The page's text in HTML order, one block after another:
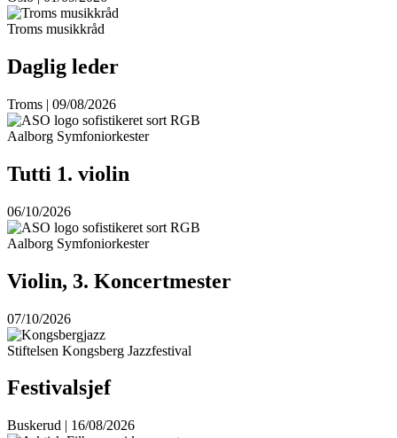
Troms musikkråd
Daglig leder
Troms | 09/08/2026
Aalborg Symfoniorkester
Tutti 1. violin
06/10/2026
Aalborg Symfoniorkester
Violin, 3. Koncertmester
07/10/2026
Stiftelsen Kongsberg Jazzfestival
Festivalsjef
Buskerud | 16/08/2026